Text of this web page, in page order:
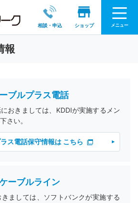
相談・申込 ショップ メニュー
報
ブルプラス電話
おきましては、KDDIが実施するメン
さい。
ス電話保守情報は こちら
ーブルライン
ましては、ソフトバンクが実施する